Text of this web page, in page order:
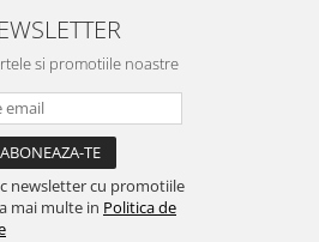
de
gatit
si promotiile noastre
newsletter cu promotiile
mai multe in Politica de